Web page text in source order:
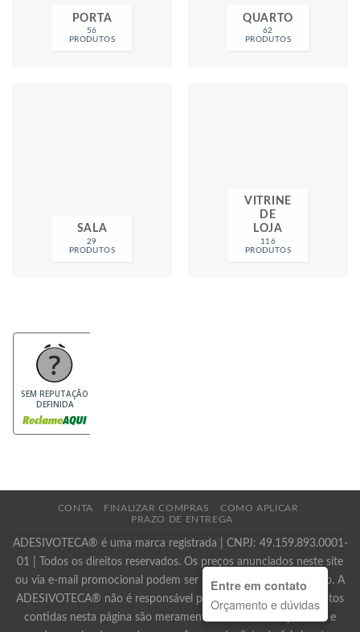
PORTA
56
PRODUTOS
QUARTO
62
PRODUTOS
SALA
29
PRODUTOS
VITRINE
DE
LOJA
116
PRODUTOS
Entre em contato
Orçamento e dúvidas
SEM REPUTAÇÃO
DEFINIDA
CONTA FINALIZAR COMPRAS
COMO APLICAR
PRAZO DE ENTREGA
ADESIVOTECA® é uma marca registrada | CNPJ: 49.159.893.0001-
01 | Todos os direitos reservados. Os preços anunciados neste site
ou via e-mail promocional podem ser alterados sem prévio aviso. A
ADESIVOTECA® não é responsável por erros descritivos. As fotos
contidas nesta página são meramente ilustrativas do produto e